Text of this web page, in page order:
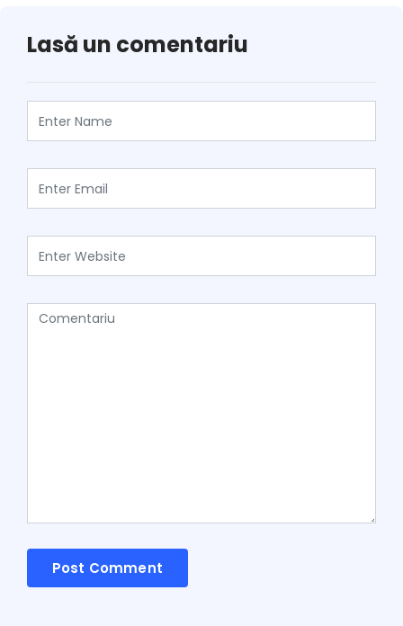
Lasă un comentariu